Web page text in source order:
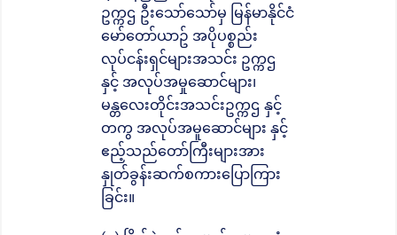
ဥက္ကဌ ဦးသော်သော်မှ မြန်မာနိုင်ငံ
မော်တော်ယာဥ် အပိုပစ္စည်း
လုပ်ငန်းရှင်များအသင်း ဥက္ကဌ
နှင့် အလုပ်အမှုဆောင်များ၊
မန္တလေးတိုင်းအသင်းဥက္ကဌ နှင့်
တကွ အလုပ်အမူဆောင်များ နှင့်
ဧည့်သည်တော်ကြီးများအား
နှုတ်ခွန်းဆက်စကားပြောကြား
ခြင်း။